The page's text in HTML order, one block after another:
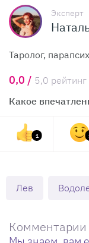
Эксперт
Таролог,
0,0 / 5,0 рейтинг
Какое
1
Лев
Комментарии